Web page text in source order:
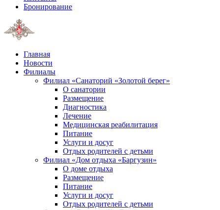
Бронирование
Главная
Новости
Филиалы
Филиал «Санаторий «Золотой берег»
О санатории
Размещение
Диагностика
Лечение
Медицинская реабилитация
Питание
Услуги и досуг
Отдых родителей с детьми
Филиал «Дом отдыха «Баргузин»
О доме отдыха
Размещение
Питание
Услуги и досуг
Отдых родителей с детьми